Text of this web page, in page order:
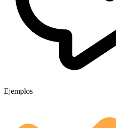
Ejemplos